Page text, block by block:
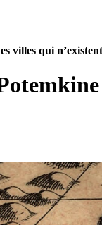
villes qui